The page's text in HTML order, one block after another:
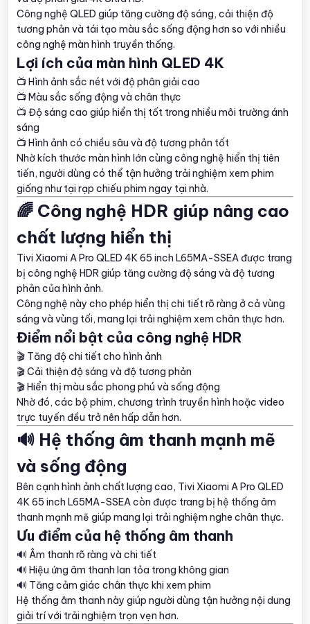
Công nghệ QLED giúp tăng cường độ sáng, cải thiện độ
tương phản và tái tạo màu sắc sống động hơn so với nhiều
công nghệ màn hình truyền thống.
Lợi ích của màn hình QLED 4K
📺 Hình ảnh sắc nét với độ phân giải cao
📺 Màu sắc sống động và chân thực
📺 Độ sáng cao giúp hiển thị tốt trong nhiều môi trường ánh
sáng
📺 Hình ảnh có chiều sâu và độ tương phản tốt
Nhờ kích thước màn hình lớn cùng công nghệ hiển thị tiên
tiến, người dùng có thể tận hưởng trải nghiệm xem phim
giống như tại rạp chiếu phim ngay tại nhà.
🌈 Công nghệ HDR giúp nâng cao
chất lượng hiển thị
Tivi Xiaomi A Pro QLED 4K 65 inch L65MA-SSEA được trang
bị công nghệ HDR giúp tăng cường độ sáng và độ tương
phản của hình ảnh.
Công nghệ này cho phép hiển thị chi tiết rõ ràng ở cả vùng
sáng và vùng tối, mang lại trải nghiệm xem chân thực hơn.
Điểm nổi bật của công nghệ HDR
🎬 Tăng độ chi tiết cho hình ảnh
🎬 Cải thiện độ sáng và độ tương phản
🎬 Hiển thị màu sắc phong phú và sống động
Nhờ đó, các bộ phim, chương trình truyền hình hoặc video
trực tuyến đều trở nên hấp dẫn hơn.
🔊 Hệ thống âm thanh mạnh mẽ
và sống động
Bên cạnh hình ảnh chất lượng cao, Tivi Xiaomi A Pro QLED
4K 65 inch L65MA-SSEA còn được trang bị hệ thống âm
thanh mạnh mẽ giúp mang lại trải nghiệm nghe chân thực.
Ưu điểm của hệ thống âm thanh
🔊 Âm thanh rõ ràng và chi tiết
🔊 Hiệu ứng âm thanh lan tỏa trong không gian
🔊 Tăng cảm giác chân thực khi xem phim
Hệ thống âm thanh này giúp người dùng tận hưởng nội dung
giải trí với trải nghiệm trọn vẹn hơn.